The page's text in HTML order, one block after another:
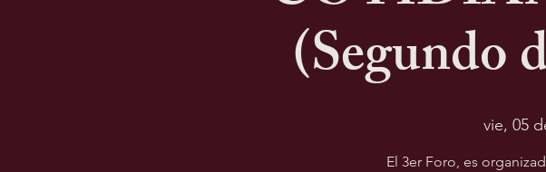
(Segundo
vie, 05
El 3er Foro, es